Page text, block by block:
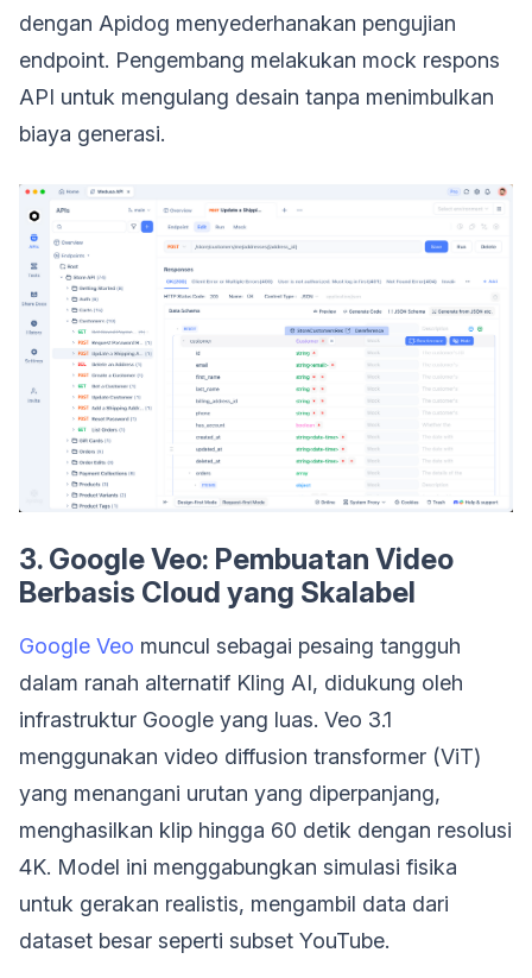
dengan Apidog menyederhanakan pengujian
endpoint. Pengembang melakukan mock respons
API untuk mengulang desain tanpa menimbulkan
biaya generasi.
3. Google Veo: Pembuatan Video
Berbasis Cloud yang Skalabel
Google Veo muncul sebagai pesaing tangguh
dalam ranah alternatif Kling AI, didukung oleh
infrastruktur Google yang luas. Veo 3.1
menggunakan video diffusion transformer (ViT)
yang menangani urutan yang diperpanjang,
menghasilkan klip hingga 60 detik dengan resolusi
4K. Model ini menggabungkan simulasi fisika
untuk gerakan realistis, mengambil data dari
dataset besar seperti subset YouTube.